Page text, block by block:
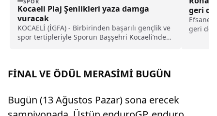
Kocaeli Plaj Şenlikleri yaza damga
vuracak
KOCAELİ (İGFA) - Birbirinden başarılı gençlik ve
spor tertipleriyle Sporun Başşehri Kocaeli’nde
geri
Efsane
geri
FİNAL VE ÖDÜL MERASİMİ BUGÜN
Bugün (13 Ağustos Pazar) sona erecek